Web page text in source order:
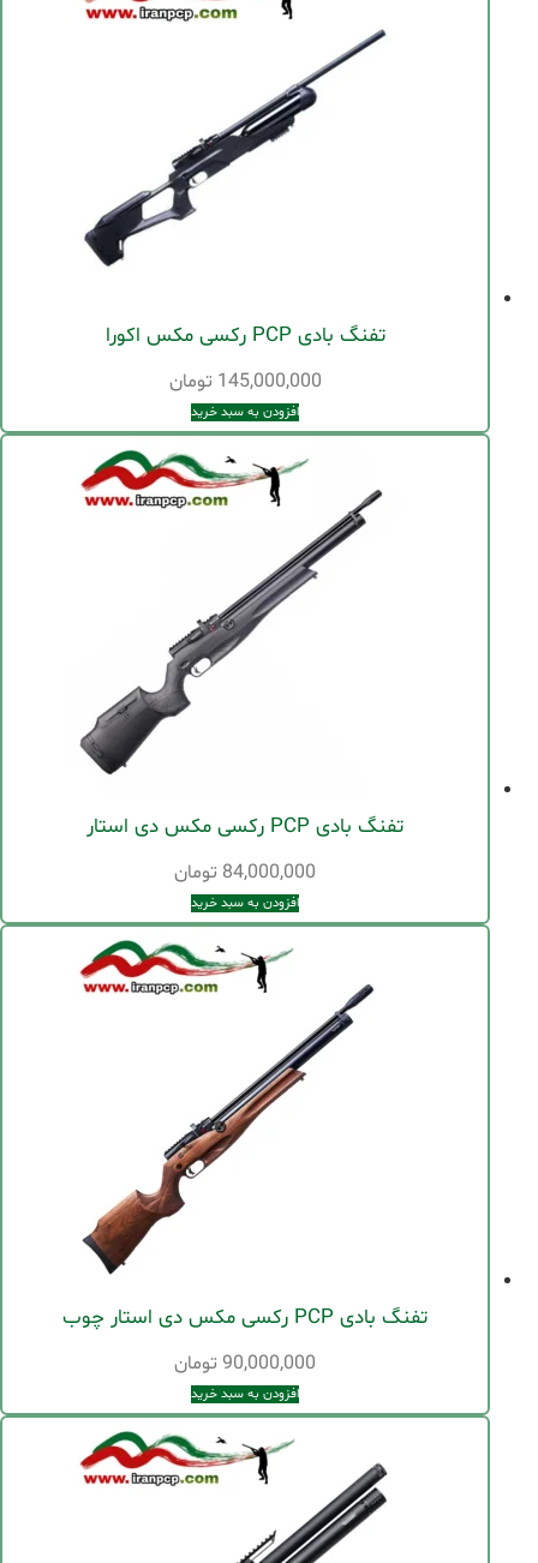
تفنگ بادی PCP رکسی مکس اکورا
145,000,000 تومان
افزودن به سبد خرید
تفنگ بادی PCP رکسی مکس دی استار
84,000,000 تومان
افزودن به سبد خرید
تفنگ بادی PCP رکسی مکس دی استار چوب
90,000,000 تومان
افزودن به سبد خرید